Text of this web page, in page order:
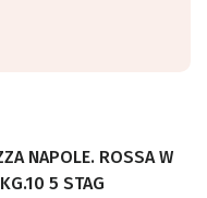
NAPOLE. ROSSA W
5 STAG